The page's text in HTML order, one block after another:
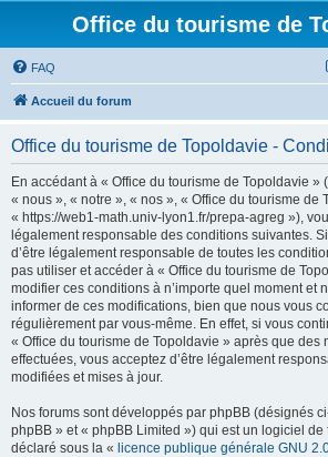
Office du tourisme de
FAQ
Accueil du forum
Office du tourisme de Topoldavie -
En accédant à « Office du tourisme de Topoldavie »
« nous », « notre », « nos », « Office du tourisme de
« https://web1-math.univ-lyon1.fr/prepa-agreg »),
légalement responsable des conditions suivantes.
d’être légalement responsable de toutes les
pas utiliser et accéder à « Office du tourisme de
modifier ces conditions à n’importe quel moment et
informer de ces modifications, bien que nous vous
régulièrement par vous-même. En effet, si vous
« Office du tourisme de Topoldavie » après que des
effectuées, vous acceptez d’être légalement
modifiées et mises à jour.
Nos forums sont développés par phpBB (désignés
phpBB » et « phpBB Limited ») qui est un logiciel
déclaré sous la « licence publique générale GNU